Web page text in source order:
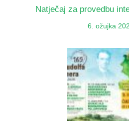
Natječaj za provedbu
6. ožujka